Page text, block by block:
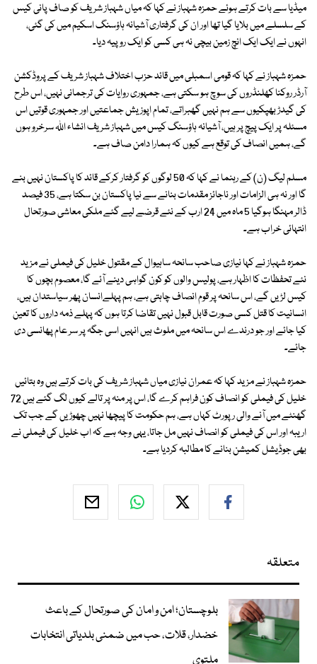
میڈیا سے بات کرتے ہوئے حمزہ شہباز نے کہا کہ میاں شہباز شریف کو صاف پانی کیس
کے سلسلے میں بلایا گیا تھا اور ان کی گرفتاری آشیانہ ہاؤسنگ اسکیم میں کی گئی،
انہوں نے ایک ایک انچ زمین بیچی نہ ہی کسی کو ایک روپیہ دیا۔
حمزہ شہباز نے کہا کہ قومی اسمبلی میں قائد حزب اختلاف شہباز شریف کے پروڈکشن
آرڈر روکنا کھلنڈروں کی سوچ ہو سکتی ہے، جمہوری روایات کی ترجمانی نہیں، اس طرح
کی گیدڑ بھپکیوں سے ہم نہیں گھبراتے، تمام اپوزیش جماعتیں اور جمہوری قوتیں اس
مسئلہ پر ایک پیچ پر ہیں، آشیانہ ہاؤسنگ کیس میں شہباز شریف انشاء اللہ سرخرو ہوں
گے، ہمیں انصاف کی توقع ہے کیوں کہ ہمارا دامن صاف ہے۔
مسلم لیگ (ن) کے رہنما نے کہا کہ 50 لوگوں کو گرفتار کرکے قائد کا پاکستان نہیں بنے
گا اور نہ ہی الزامات اور ناجائز مقدمات بنانے سے نیا پاکستان بن سکتا ہے، 35 فیصد
ڈالر مہنگا ہوگیا 5 ماہ میں 24 ارب کے نئے قرضے لیے گئے ملکی معاشی صورتحال
انتہائی خراب ہے۔
حمزہ شہباز نے کہا نیازی صاحب سانحہ ساہیوال کے مقتول خلیل کی فیملی نے مزید
نئے تحفظات کا اظہار ہے، پولیس والوں کو کون گواہی دینے آئے گا، معصوم بچوں کا
کیس لڑیں گے، اس سانحہ پر قوم انصاف چاہتی ہے، ہم پہلےانسان پھر سیاستدان ہیں،
انسانیت کا قتل کسی صورت قابل قبول نہیں تقاضا کرتا ہوں کہ پہلے ذمہ داروں کا تعین
کیا جائے اور جو درندے اس سانحہ میں ملوث ہیں انہیں اسی جگہ پر سر عام پھانسی دی
جائے۔
حمزہ شہباز نے مزید کہا کہ عمران نیازی میاں شہباز شریف کی بات کرتے ہیں وہ بتائیں
خلیل کی فیملی کو انصاف کون فراہم کرے گا، اس پر منہ پر تالے کیوں لگ گئے ہیں 72
گھنٹے میں آنے والی رپورٹ کہاں ہے، ہم حکومت کا پیچھا نہیں چھوڑیں گے جب تک
اریبہ اور اس کی فیملی کو انصاف نہیں مل جاتا، یہی وجہ ہے کہ اب خلیل کی فیملی نے
بھی جوڈیشل کمیشن بنانے کا مطالبہ کردیا ہے۔
متعلقہ
بلوچستان؛ امن و امان کی صورتحال کے باعث
خضدار، قلات، حب میں ضمنی بلدیاتی انتخابات
ملتوی